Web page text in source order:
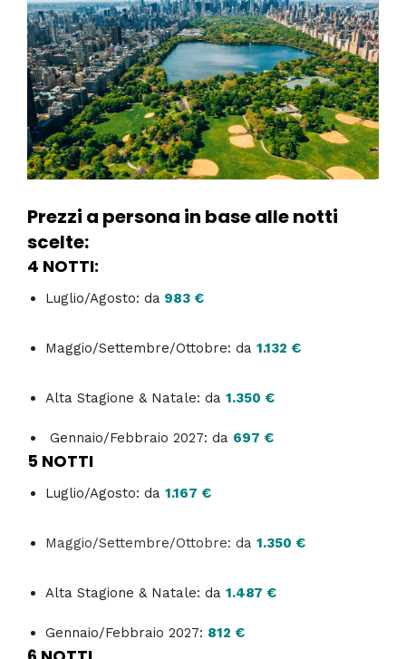
Prezzi a persona in base alle notti
scelte:
4 NOTTI:
Luglio/Agosto: da 983 €
Maggio/Settembre/Ottobre: da 1.132 €
Alta Stagione & Natale: da 1.350 €
Gennaio/Febbraio 2027: da 697 €
5 NOTTI
Luglio/Agosto: da 1.167 €
Maggio/Settembre/Ottobre: da 1.350 €
Alta Stagione & Natale: da 1.487 €
Gennaio/Febbraio 2027: 812 €